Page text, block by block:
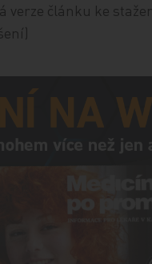
verze článku ke